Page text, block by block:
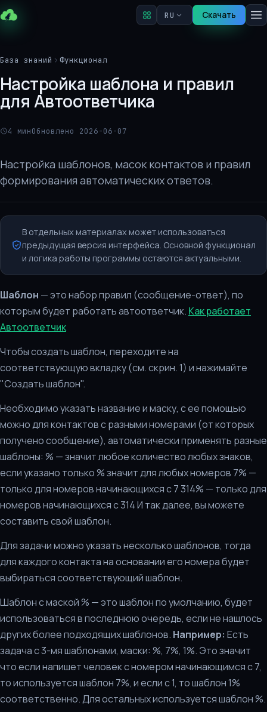
RU Скачать
База знаний Функционал
Настройка шаблона и правил
для Автоответчика
4 минОбновлено 2026-06-07
Настройка шаблонов, масок контактов и правил
формирования автоматических ответов.
В отдельных материалах может использоваться
предыдущая версия интерфейса. Основной функционал
и логика работы программы остаются актуальными.
Шаблон — это набор правил (сообщение-ответ), по
которым будет работать автоответчик. Как работает
Автоответчик
Чтобы создать шаблон, переходите на
соответствующую вкладку (см. скрин. 1) и нажимайте
"Создать шаблон".
Необходимо указать название и маску, с ее помощью
можно для контактов с разными номерами (от которых
получено сообщение), автоматически применять разные
шаблоны: % — значит любое количество любых знаков,
если указано только % значит для любых номеров 7% —
только для номеров начинающихся с 7 314% — только для
номеров начинающихся с 314 И так далее, вы можете
составить свой шаблон.
Для задачи можно указать несколько шаблонов, тогда
для каждого контакта на основании его номера будет
выбираться соответствующий шаблон.
Шаблон c маской % — это шаблон по умолчанию, будет
использоваться в последнюю очередь, если не нашлось
других более подходящих шаблонов. Например: Есть
задача с 3-мя шаблонами, маски: %, 7%, 1%. Это значит
что если напишет человек с номером начинающимся с 7,
то используется шаблон 7%, и если c 1, то шаблон 1%
соответственно. Для остальных используется шаблон %.